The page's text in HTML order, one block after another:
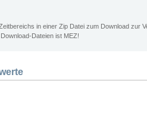
in einer Zip Datei zum Download zur
Dateien ist MEZ!